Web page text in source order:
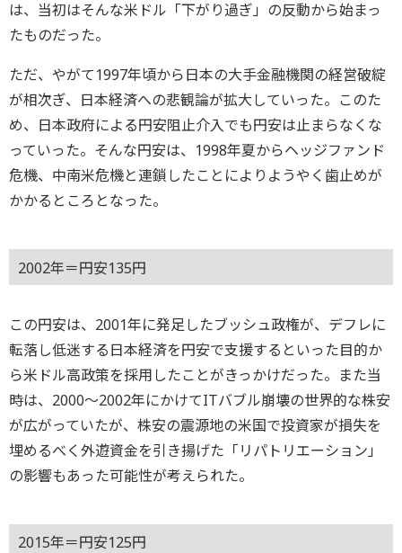
は、当初はそんな米ドル「下がり過ぎ」の反動から始まっ
たものだった。
ただ、やがて1997年頃から日本の大手金融機関の経営破綻
が相次ぎ、日本経済への悲観論が拡大していった。このた
め、日本政府による円安阻止介入でも円安は止まらなくな
っていった。そんな円安は、1998年夏からヘッジファンド
危機、中南米危機と連鎖したことによりようやく歯止めが
かかるところとなった。
2002年＝円安135円
この円安は、2001年に発足したブッシュ政権が、デフレに
転落し低迷する日本経済を円安で支援するといった目的か
ら米ドル高政策を採用したことがきっかけだった。また当
時は、2000～2002年にかけてITバブル崩壊の世界的な株安
が広がっていたが、株安の震源地の米国で投資家が損失を
埋めるべく外遊資金を引き揚げた「リパトリエーション」
の影響もあった可能性が考えられた。
2015年＝円安125円